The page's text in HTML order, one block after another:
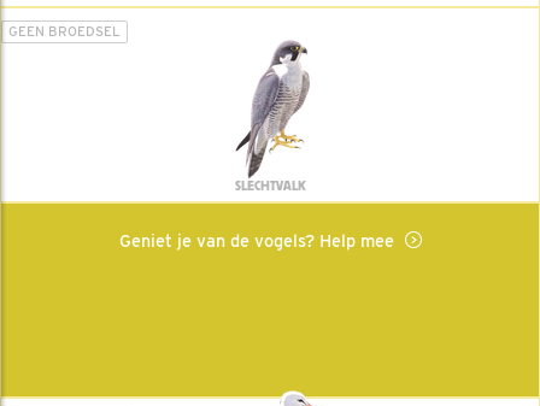
GEEN BROEDSEL
SLECHTVALK
Geniet je van de vogels? Help mee